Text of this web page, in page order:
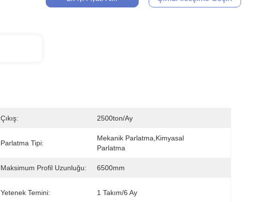
Çıkış: 2500ton/ay
Parlatma Tipi:
Mekanik Parlatma,Kimyasal
Parlatma
Maksimum Profil Uzunluğu: 6500mm
Yetenek Temini: 1 Takım/6 Ay